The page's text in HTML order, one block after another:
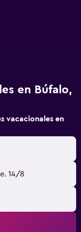
en Búfalo,
vacacionales en
14/8